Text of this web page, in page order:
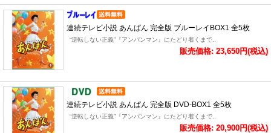
連続テレビ小説 あんぱん 完全版 ブルーレイBOX1 全5枚
“逆転しない正義”『アンパンマン』にたどり着くまで..
販売価格: 23,650円(税込)
連続テレビ小説 あんぱん 完全版 DVD-BOX1 全5枚
“逆転しない正義”『アンパンマン』にたどり着くまで..
販売価格: 20,900円(税込)